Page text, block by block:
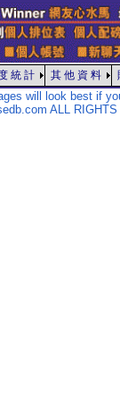
統 計 其 他 資 料
will look best if
ALL